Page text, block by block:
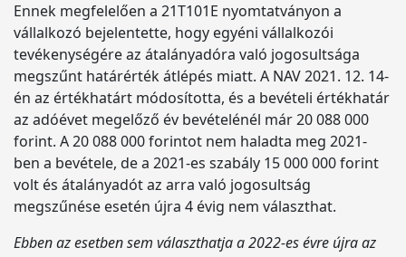
Ennek megfelelően a 21T101E nyomtatványon a
vállalkozó bejelentette, hogy egyéni vállalkozói
tevékenységére az átalányadóra való jogosultsága
megszűnt határérték átlépés miatt. A NAV 2021. 12. 14-
én az értékhatárt módosította, és a bevételi értékhatár
az adóévet megelőző év bevételénél már 20 088 000
forint. A 20 088 000 forintot nem haladta meg 2021-
ben a bevétele, de a 2021-es szabály 15 000 000 forint
volt és átalányadót az arra való jogosultság
megszűnése esetén újra 4 évig nem választhat.
Ebben az esetben sem választhatja a 2022-es évre újra az